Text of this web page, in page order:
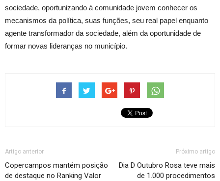
sociedade, oportunizando à comunidade jovem conhecer os
mecanismos da política, suas funções, seu real papel enquanto
agente transformador da sociedade, além da oportunidade de
formar novas lideranças no município.
Artigo anterior
Copercampos mantém posição
de destaque no Ranking Valor
Próximo artigo
Dia D Outubro Rosa teve mais
de 1.000 procedimentos